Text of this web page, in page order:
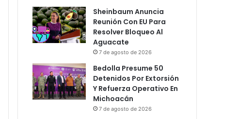
Sheinbaum Anuncia
Reunión Con EU Para
Resolver Bloqueo Al
Aguacate
7 de agosto de 2026
Bedolla Presume 50
Detenidos Por Extorsión
Y Refuerza Operativo En
Michoacán
7 de agosto de 2026